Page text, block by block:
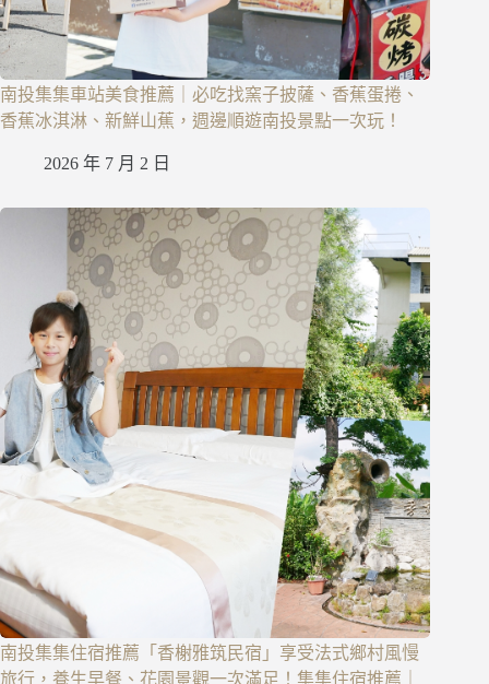
南投集集車站美食推薦｜必吃找窯子披薩、香蕉蛋捲、
香蕉冰淇淋、新鮮山蕉，週邊順遊南投景點一次玩！
2026 年 7 月 2 日
南投集集住宿推薦「香榭雅筑民宿」享受法式鄉村風慢
旅行，養生早餐、花園景觀一次滿足！集集住宿推薦｜